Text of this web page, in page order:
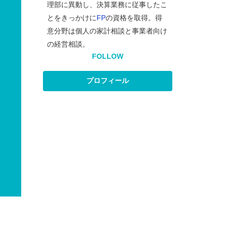
理部に異動し、決算業務に従事したこ
とをきっかけにFPの資格を取得。得
意分野は個人の家計相談と事業者向け
の経営相談。
FOLLOW